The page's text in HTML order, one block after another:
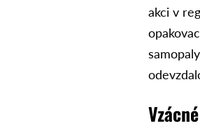
akci v